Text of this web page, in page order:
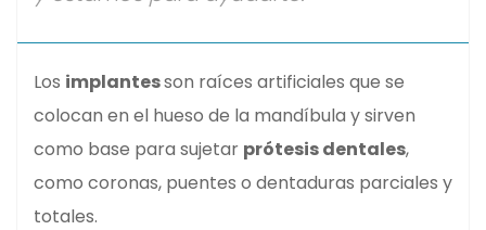
Los implantesson raíces artificiales que se
colocan en el hueso de la mandíbula y sirven
como base para sujetar prótesis dentales,
como coronas, puentes o dentaduras parciales y
totales.